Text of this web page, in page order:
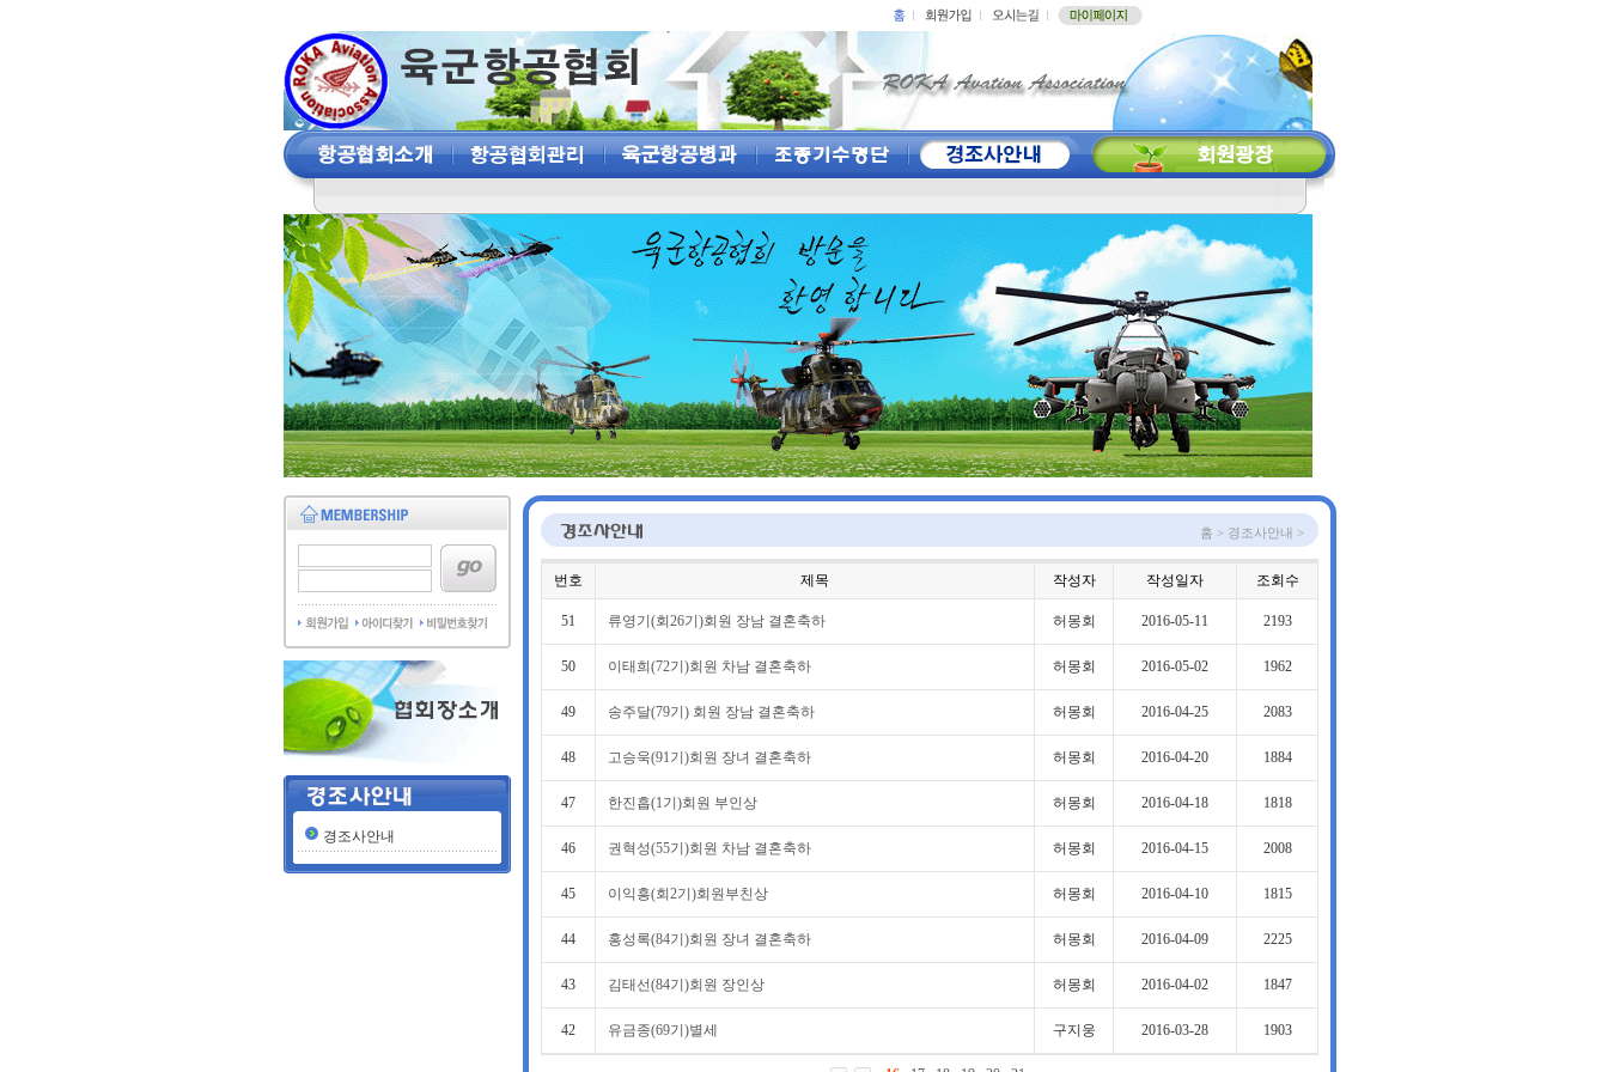
경조사안내
홈 > 경조사안내 >
번호 제목 작성자 작성일자 조회수
51 류영기(회26기)회원 장남 결혼축하 허몽회 2016-05-11 2193
50 이태희(72기)회원 차남 결혼축하 허몽회 2016-05-02 1962
49 송주달(79기) 회원 장남 결혼축하 허몽회 2016-04-25 2083
48 고승욱(91기)회원 장녀 결혼축하 허몽회 2016-04-20 1884
47 한진흡(1기)회원 부인상 허몽회 2016-04-18 1818
46 권혁성(55기)회원 차남 결혼축하 허몽회 2016-04-15 2008
45 이익흥(회2기)회원부친상 허몽회 2016-04-10 1815
44 홍성록(84기)회원 장녀 결혼축하 허몽회 2016-04-09 2225
43 김태선(84기)회원 장인상 허몽회 2016-04-02 1847
42 유금종(69기)별세 구지웅 2016-03-28 1903